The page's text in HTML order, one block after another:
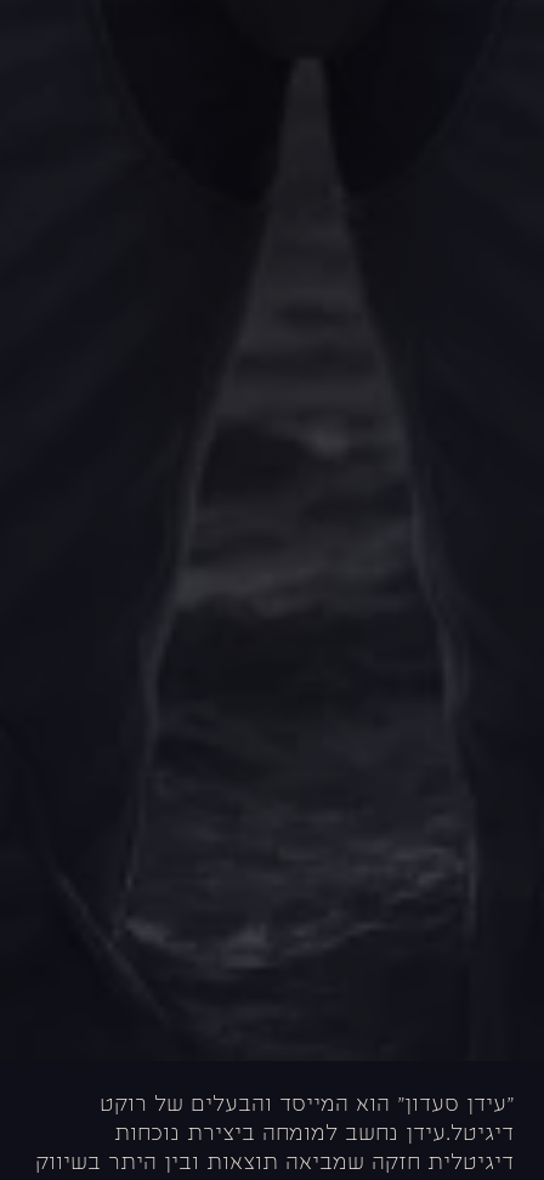
"עידן סעדון" הוא המייסד והבעלים של רוקט
דיגיטל.עידן נחשב למומחה ביצירת נוכחות
דיגיטלית חזקה שמביאה תוצאות ובין היתר בשיווק